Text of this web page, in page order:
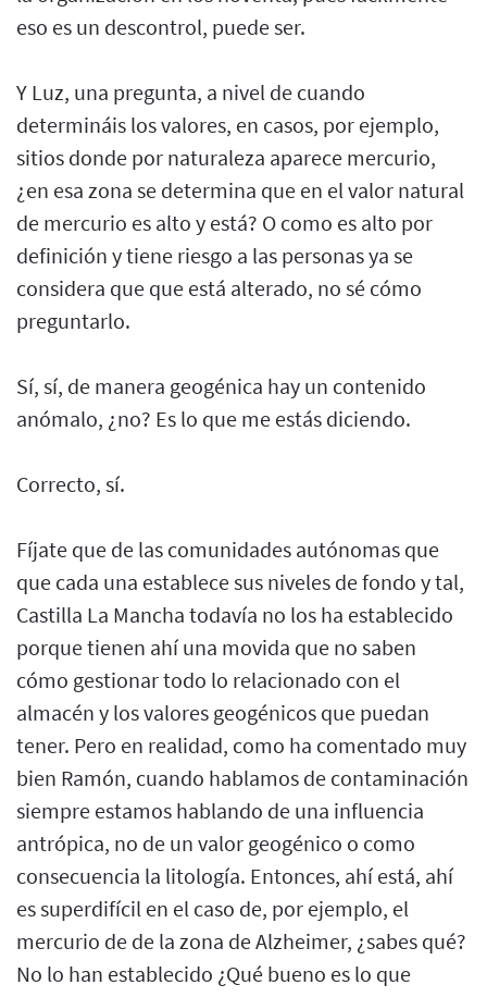
eso es un descontrol, puede ser.
Y Luz, una pregunta, a nivel de cuando
determináis los valores, en casos, por ejemplo,
sitios donde por naturaleza aparece mercurio,
¿en esa zona se determina que en el valor natural
de mercurio es alto y está? O como es alto por
definición y tiene riesgo a las personas ya se
considera que que está alterado, no sé cómo
preguntarlo.
Sí, sí, de manera geogénica hay un contenido
anómalo, ¿no? Es lo que me estás diciendo.
Correcto, sí.
Fíjate que de las comunidades autónomas que
que cada una establece sus niveles de fondo y tal,
Castilla La Mancha todavía no los ha establecido
porque tienen ahí una movida que no saben
cómo gestionar todo lo relacionado con el
almacén y los valores geogénicos que puedan
tener. Pero en realidad, como ha comentado muy
bien Ramón, cuando hablamos de contaminación
siempre estamos hablando de una influencia
antrópica, no de un valor geogénico o como
consecuencia la litología. Entonces, ahí está, ahí
es superdifícil en el caso de, por ejemplo, el
mercurio de de la zona de Alzheimer, ¿sabes qué?
No lo han establecido ¿Qué bueno es lo que